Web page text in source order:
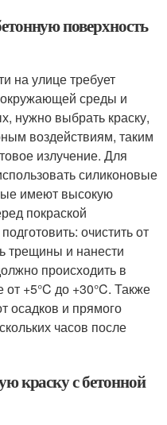
поверхность
на улице требует
среды и
нужно выбрать краску,
воздействиям, таким
излучение. Для
силиконовые
имеют высокую
покраской
очистить от
трещины и нанести
происходить в
+5°C до +30°C. Также
осадков и прямого
часов после
краску с бетонной